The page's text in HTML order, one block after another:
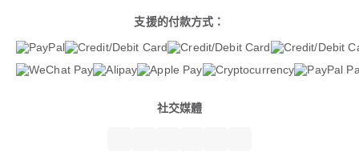
支援的付款方式：
社交媒體